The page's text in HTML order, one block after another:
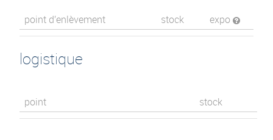
point d’enlèvement stock expo
logistique
point stock